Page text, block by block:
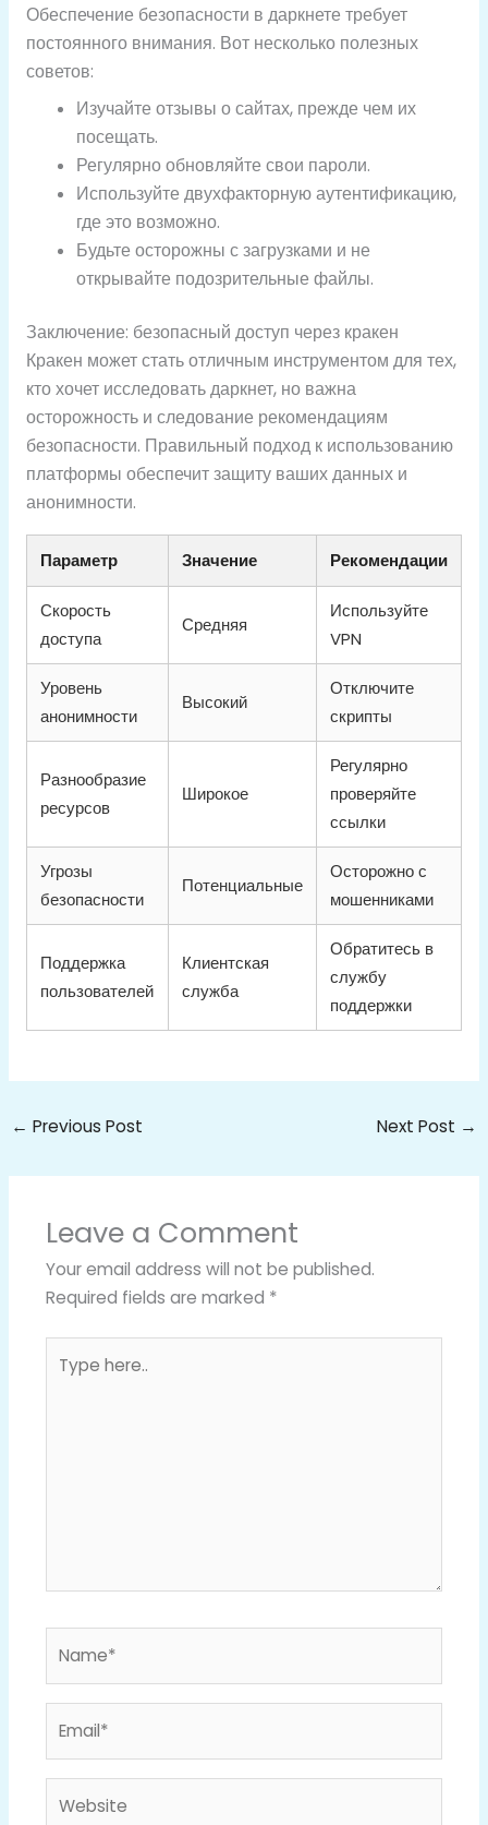
Обеспечение безопасности в даркнете требует
постоянного внимания. Вот несколько полезных
советов:
Изучайте отзывы о сайтах, прежде чем их
посещать.
Регулярно обновляйте свои пароли.
Используйте двухфакторную аутентификацию,
где это возможно.
Будьте осторожны с загрузками и не
открывайте подозрительные файлы.
Заключение: безопасный доступ через кракен
Кракен может стать отличным инструментом для тех,
кто хочет исследовать даркнет, но важна
осторожность и следование рекомендациям
безопасности. Правильный подход к использованию
платформы обеспечит защиту ваших данных и
анонимности.
Параметр Значение Рекомендации
Скорость
доступа
Средняя
Используйте
VPN
Уровень
анонимности
Высокий
Отключите
скрипты
Разнообразие
ресурсов
Широкое
Регулярно
проверяйте
ссылки
Угрозы
безопасности
Потенциальные
Осторожно с
мошенниками
Поддержка
пользователей
Клиентская
служба
Обратитесь в
службу
поддержки
← Previous Post Next Post →
Leave a Comment
Your email address will not be published.
Required fields are marked *
here..